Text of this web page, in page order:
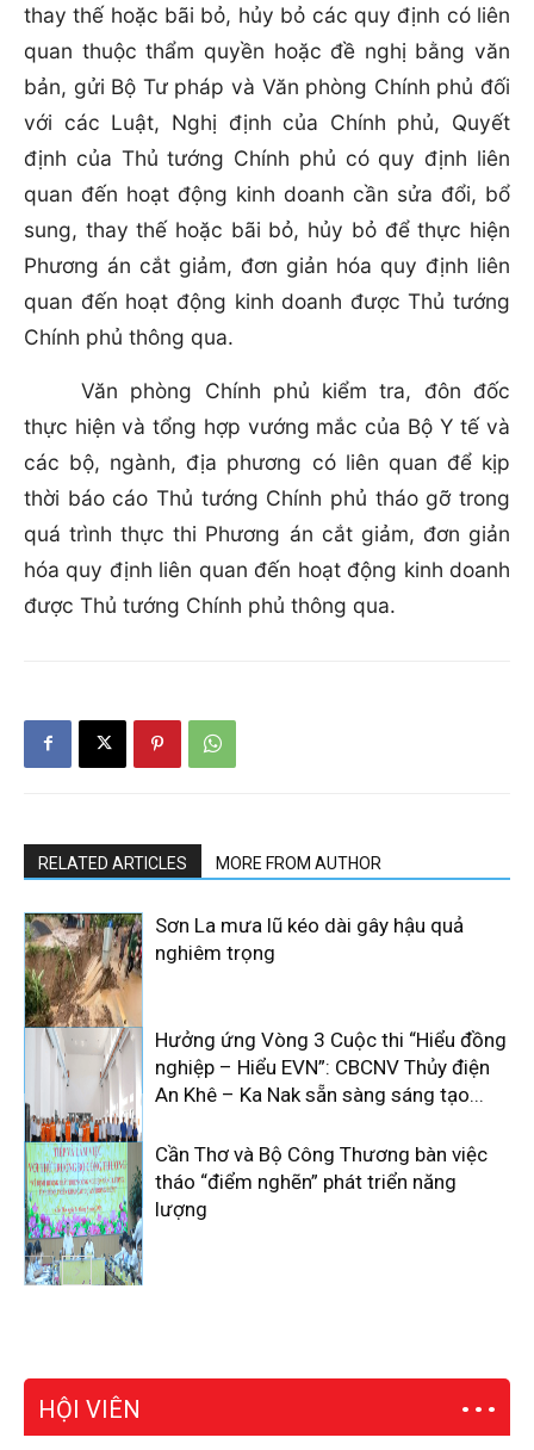
thay thế hoặc bãi bỏ, hủy bỏ các quy định có liên
quan thuộc thẩm quyền hoặc đề nghị bằng văn
bản, gửi Bộ Tư pháp và Văn phòng Chính phủ đối
với các Luật, Nghị định của Chính phủ, Quyết
định của Thủ tướng Chính phủ có quy định liên
quan đến hoạt động kinh doanh cần sửa đổi, bổ
sung, thay thế hoặc bãi bỏ, hủy bỏ để thực hiện
Phương án cắt giảm, đơn giản hóa quy định liên
quan đến hoạt động kinh doanh được Thủ tướng
Chính phủ thông qua.
Văn phòng Chính phủ kiểm tra, đôn đốc
thực hiện và tổng hợp vướng mắc của Bộ Y tế và
các bộ, ngành, địa phương có liên quan để kịp
thời báo cáo Thủ tướng Chính phủ tháo gỡ trong
quá trình thực thi Phương án cắt giảm, đơn giản
hóa quy định liên quan đến hoạt động kinh doanh
được Thủ tướng Chính phủ thông qua.
RELATED ARTICLES MORE FROM AUTHOR
Sơn La mưa lũ kéo dài gây hậu quả
nghiêm trọng
Hưởng ứng Vòng 3 Cuộc thi “Hiểu đồng
nghiệp – Hiểu EVN”: CBCNV Thủy điện
An Khê – Ka Nak sẵn sàng sáng tạo...
Cần Thơ và Bộ Công Thương bàn việc
tháo “điểm nghẽn” phát triển năng
lượng
HỘI VIÊN